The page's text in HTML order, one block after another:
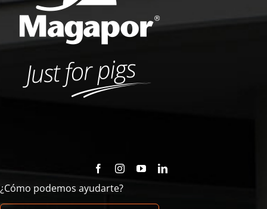
¿Cómo podemos ayudarte?